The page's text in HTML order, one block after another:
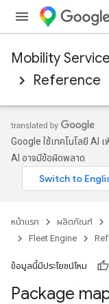
Mobility
Reference
Google ใช้เทคโนโลยี AI
AI อาจมีข้อผิดพลาด
หน้าแรก ผลิตภัณฑ์
Fleet Engine
ข้อมูลนี้มีประโยชน์ไหม
Package